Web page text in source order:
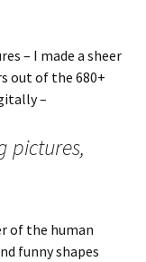
– I made a sheer
out of the 680+
–
pictures,
of the human
funny shapes